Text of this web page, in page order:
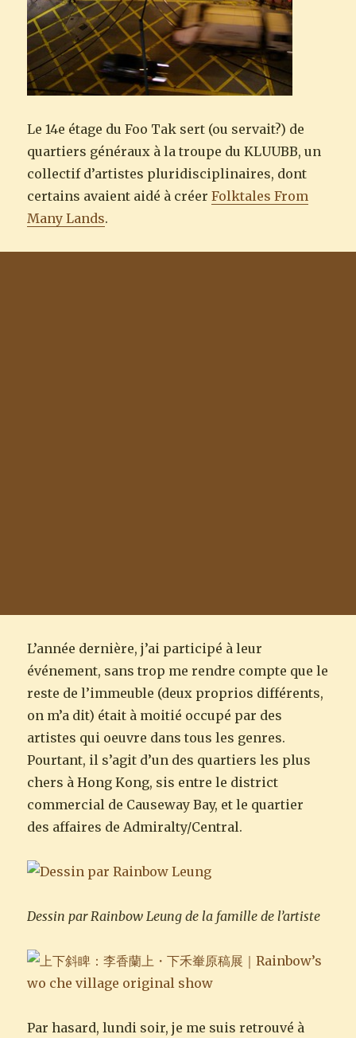
Le 14e étage du Foo Tak sert (ou servait?) de
quartiers généraux à la troupe du KLUUBB, un
collectif d’artistes pluridisciplinaires, dont
certains avaient aidé à créerFolktales From
Many Lands.
L’année dernière, j’ai participé à leur
événement, sans trop me rendre compte que le
reste de l’immeuble (deux proprios différents,
on m’a dit) était à moitié occupé par des
artistes qui oeuvre dans tous les genres.
Pourtant, il s’agit d’un des quartiers les plus
chers à Hong Kong, sis entre le district
commercial de Causeway Bay, et le quartier
des affaires de Admiralty/Central.
Dessin par Rainbow Leung de la famille de l’artiste
Par hasard, lundi soir, je me suis retrouvé à